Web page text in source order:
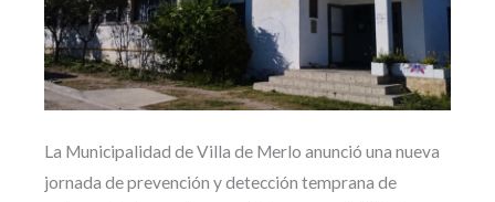
La Municipalidad de Villa de Merlo anunció una nueva
jornada de prevención y detección temprana de